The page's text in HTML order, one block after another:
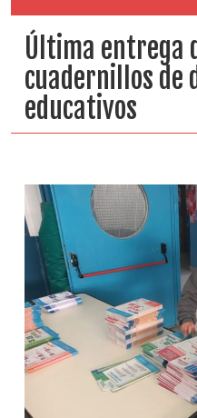
Última entrega
cuadernillos de
educativos